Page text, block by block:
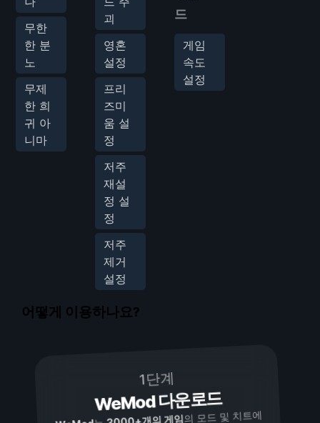
무한
한 분
노
무제
한 희
귀 아
니마
괴
영혼
설정
프리
즈미
움 설
정
저주
재설
정 설
정
저주
제거
설정
드
게임
속도
설정
어떻게 이용하나요?
1단계
WeMod 다운로드
의 모드 및 치트에